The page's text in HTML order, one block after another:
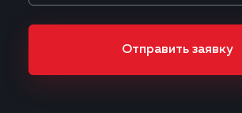
Отправить заявку